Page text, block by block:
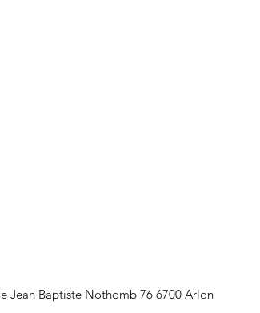
Jean Baptiste Nothomb 76 6700 Arlon